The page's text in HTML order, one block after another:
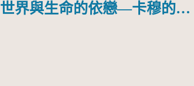
世界與生命的依戀—卡穆的馬